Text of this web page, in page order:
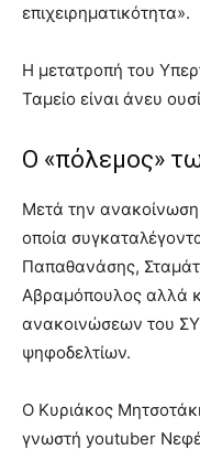
επιχειρηματικότητα».
Η μετατροπή του
Ταμείο είναι άνευ
Ο «πόλεμος»
Μετά την
οποία
Παπαθανάσης,
Αβραμόπουλος αλλά
ανακοινώσεων του
ψηφοδελτίων.
Ο Κυριάκος
γνωστή youtuber